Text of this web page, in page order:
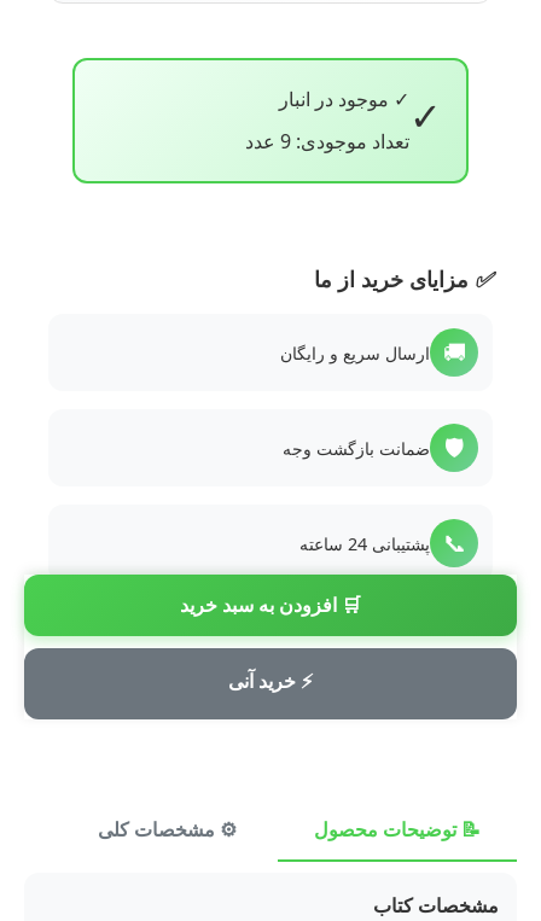
✓ ✓ موجود در انبار
تعداد موجودی: 9 عدد
🛒 افزودن به سبد خرید
⚡ خرید آنی
✅ مزایای خرید از ما
🚚 ارسال سریع و رایگان
🛡️ ضمانت بازگشت وجه
📞 پشتیبانی 24 ساعته
💳 پرداخت امن
📝 توضیحات محصول ⚙️ مشخصات کلی
مشخصات کتاب